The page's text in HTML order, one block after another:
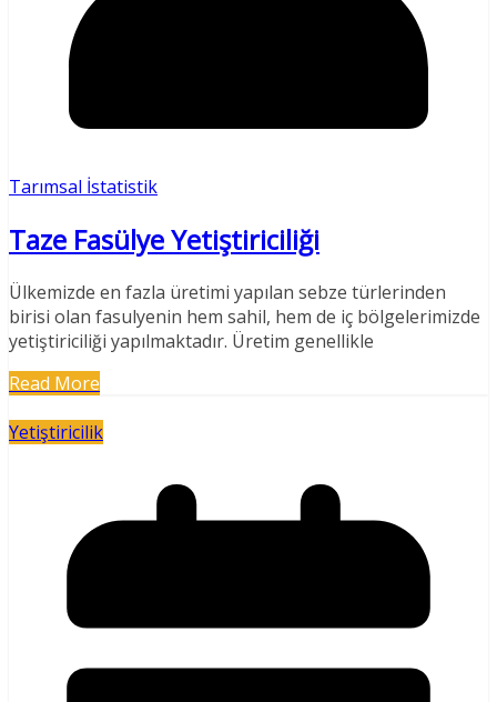
Tarımsal İstatistik
Taze Fasülye Yetiştiriciliği
Ülkemizde en fazla üretimi yapılan sebze türlerinden
birisi olan fasulyenin hem sahil, hem de iç bölgelerimizde
yetiştiriciliği yapılmaktadır. Üretim genellikle
Read More
Yetiştiricilik